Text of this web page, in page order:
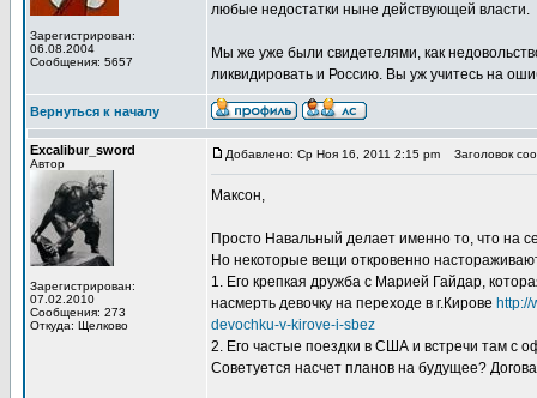
Зарегистрирован:
06.08.2004
Сообщения: 5657
любые недостатки ныне действующей власти.
Мы же уже были свидетелями, как
ликвидировать и Россию. Вы уж учитесь на
Вернуться к началу
Excalibur_sword
Автор
Зарегистрирован:
07.02.2010
Сообщения: 273
Откуда: Щелково
Добавлено: Ср Ноя 16, 2011 2:15 pm Заголовок
Максон,
Просто Навальный делает именно то, что на
Но некоторые вещи откровенно
1. Его крепкая дружба с Марией Гайдар,
насмерть девочку на переходе в г.Кирове
devochku-v-kirove-i-sbez
2. Его частые поездки в США и встречи там с
Советуется насчет планов на будущее?